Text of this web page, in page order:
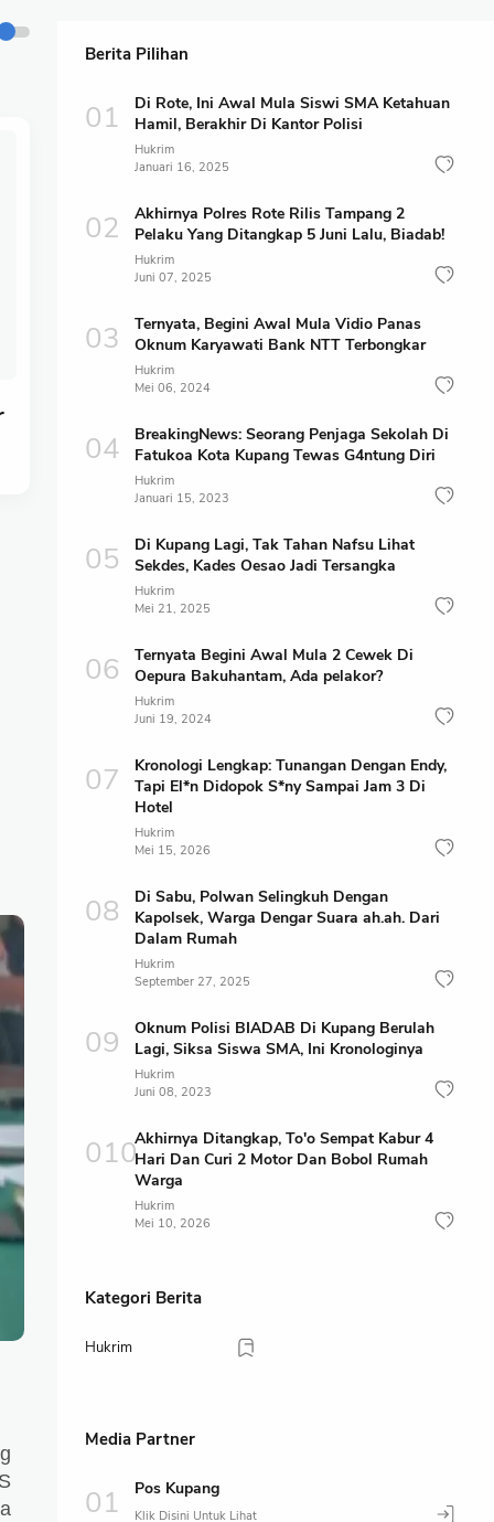
Berita Pilihan
Di Rote, Ini Awal Mula Siswi SMA Ketahuan
Hamil, Berakhir Di Kantor Polisi
Hukrim
Januari 16, 2025
Akhirnya Polres Rote Rilis Tampang 2
Pelaku Yang Ditangkap 5 Juni Lalu, Biadab!
Hukrim
Juni 07, 2025
Ternyata, Begini Awal Mula Vidio Panas
Oknum Karyawati Bank NTT Terbongkar
Hukrim
Mei 06, 2024
BreakingNews: Seorang Penjaga Sekolah Di
Fatukoa Kota Kupang Tewas G4ntung Diri
Hukrim
Januari 15, 2023
Di Kupang Lagi, Tak Tahan Nafsu Lihat
Sekdes, Kades Oesao Jadi Tersangka
Hukrim
Mei 21, 2025
Ternyata Begini Awal Mula 2 Cewek Di
Oepura Bakuhantam, Ada pelakor?
Hukrim
Juni 19, 2024
Kronologi Lengkap: Tunangan Dengan Endy,
Tapi El*n Didopok S*ny Sampai Jam 3 Di
Hotel
Hukrim
Mei 15, 2026
Di Sabu, Polwan Selingkuh Dengan
Kapolsek, Warga Dengar Suara ah.ah. Dari
Dalam Rumah
Hukrim
September 27, 2025
Oknum Polisi BIADAB Di Kupang Berulah
Lagi, Siksa Siswa SMA, Ini Kronologinya
Hukrim
Juni 08, 2023
Akhirnya Ditangkap, To'o Sempat Kabur 4
Hari Dan Curi 2 Motor Dan Bobol Rumah
Warga
Hukrim
Mei 10, 2026
Kategori Berita
Hukrim
Media Partner
Pos Kupang